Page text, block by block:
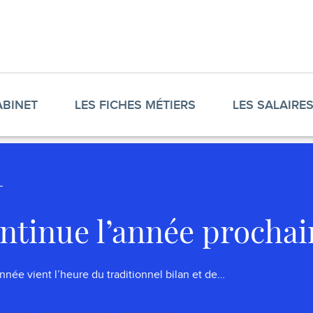
LES FICHES MÉTIERS LES SALAIRES
l’année
vient l’heure du traditionnel bilan et de…